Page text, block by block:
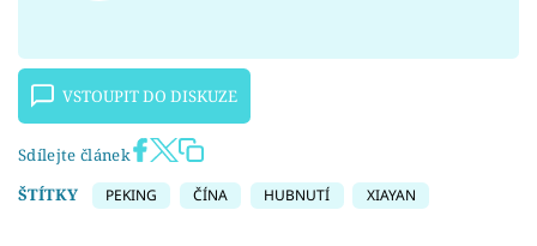
VSTOUPIT DO DISKUZE
Sdílejte článek
ŠTÍTKY
PEKING ČÍNA HUBNUTÍ XIAYAN